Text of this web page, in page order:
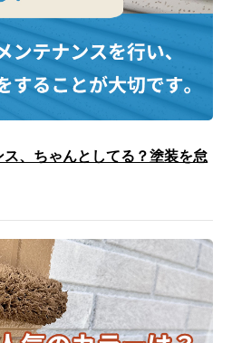
、ちゃんとしてる？塗装を怠